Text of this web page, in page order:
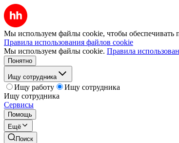
Мы используем файлы cookie, чтобы обеспечивать
Правила использования файлов cookie
Мы используем файлы cookie. Правила
Понятно
Ищу сотрудника
Ищу работу
Ищу сотрудника
Ищу сотрудника
Сервисы
Помощь
Ещё
Поиск